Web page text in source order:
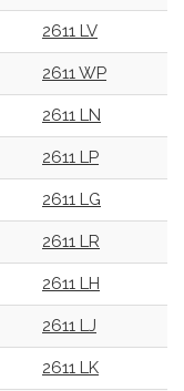
2611 LV
2611 WP
2611 LN
2611 LP
2611 LG
2611 LR
2611 LH
2611 LJ
2611 LK